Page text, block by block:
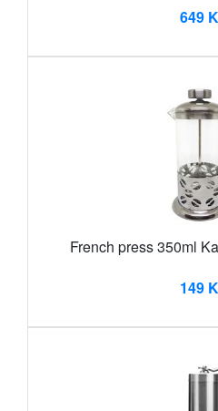
649
French press 350ml
149